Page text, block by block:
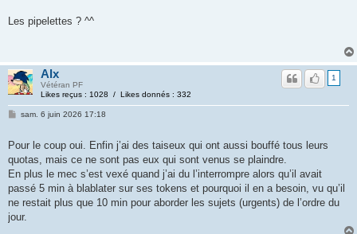
Les pipelettes ? ^^
Alx
Vétéran PF
Likes reçus : 1028 / Likes donnés : 332
1
sam. 6 juin 2026 17:18
Pour le coup oui. Enfin j’ai des taiseux qui ont aussi bouffé tous leurs
quotas, mais ce ne sont pas eux qui sont venus se plaindre.
En plus le mec s’est vexé quand j’ai du l’interrompre alors qu’il avait
passé 5 min à blablater sur ses tokens et pourquoi il en a besoin, vu qu’il
ne restait plus que 10 min pour aborder les sujets (urgents) de l’ordre du
jour.